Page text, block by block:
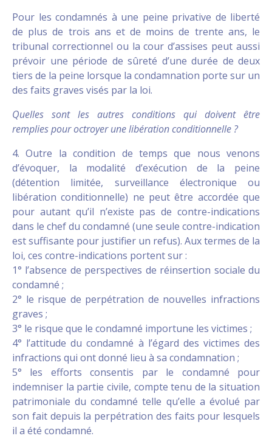
Pour les condamnés à une peine privative de liberté
de plus de trois ans et de moins de trente ans, le
tribunal correctionnel ou la cour d’assises peut aussi
prévoir une période de sûreté d’une durée de deux
tiers de la peine lorsque la condamnation porte sur un
des faits graves visés par la loi.
Quelles sont les autres conditions qui doivent être
remplies pour octroyer une libération conditionnelle ?
4. Outre la condition de temps que nous venons
d’évoquer, la modalité d’exécution de la peine
(détention limitée, surveillance électronique ou
libération conditionnelle) ne peut être accordée que
pour autant qu’il n’existe pas de contre-indications
dans le chef du condamné (une seule contre-indication
est suffisante pour justifier un refus). Aux termes de la
loi, ces contre-indications portent sur :
1° l’absence de perspectives de réinsertion sociale du
condamné ;
2° le risque de perpétration de nouvelles infractions
graves ;
3° le risque que le condamné importune les victimes ;
4° l’attitude du condamné à l’égard des victimes des
infractions qui ont donné lieu à sa condamnation ;
5° les efforts consentis par le condamné pour
indemniser la partie civile, compte tenu de la situation
patrimoniale du condamné telle qu’elle a évolué par
son fait depuis la perpétration des faits pour lesquels
il a été condamné.